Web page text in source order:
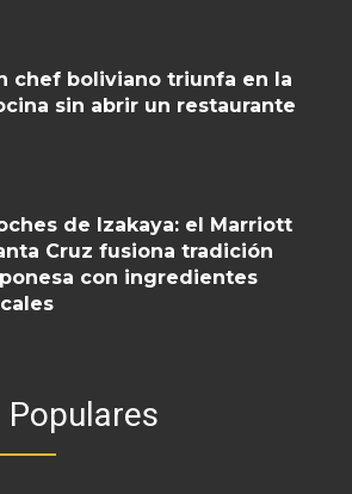
chef boliviano triunfa en la
sin abrir un restaurante
de Izakaya: el Marriott
Cruz fusiona tradición
con ingredientes
Populares